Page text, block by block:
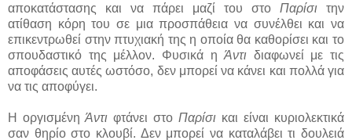
αποκατάστασης και να πάρει μαζί του στο Παρίσι την
ατίθαση κόρη του σε μια προσπάθεια να συνέλθει και να
επικεντρωθεί στην πτυχιακή της η οποία θα καθορίσει και το
σπουδαστικό της μέλλον. Φυσικά ηΆντι διαφωνεί με τις
αποφάσεις αυτές ωστόσο, δεν μπορεί να κάνει και πολλά για
να τις αποφύγει.
Η οργισμένη Άντι φτάνει στο Παρίσι και είναι κυριολεκτικά
σαν θηρίο στο κλουβί. Δεν μπορεί να καταλάβει τι δουλειά